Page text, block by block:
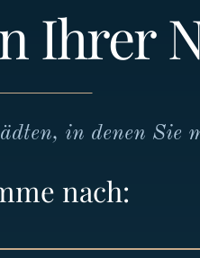
Ihrer
in denen Sie
nach: